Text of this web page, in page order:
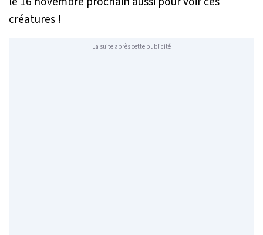
créatures !
La suite après cette publicité